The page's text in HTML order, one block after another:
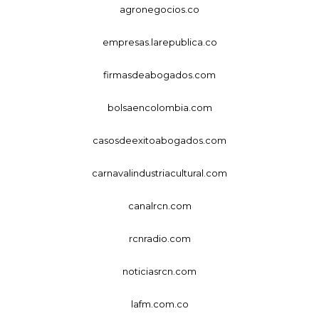
agronegocios.co
empresas.larepublica.co
firmasdeabogados.com
bolsaencolombia.com
casosdeexitoabogados.com
carnavalindustriacultural.com
canalrcn.com
rcnradio.com
noticiasrcn.com
lafm.com.co